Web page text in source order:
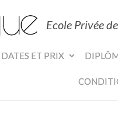
Ecole Privée
DATES ET PRIX